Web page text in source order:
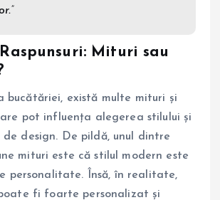
Mituri sau
bucătăriei, există multe mituri și
pot influența alegerea stilului și
design. De pildă, unul dintre
mituri este că stilul modern este
personalitate. Însă, în realitate,
fi foarte personalizat și